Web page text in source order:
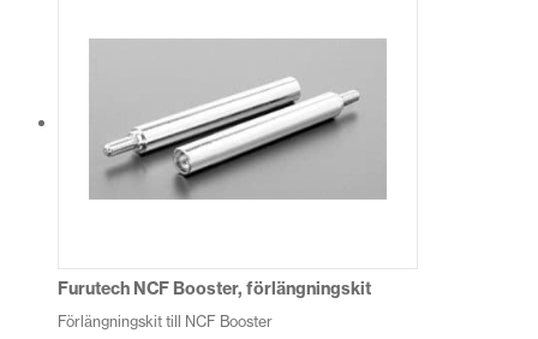
varianter.
De
olika
kan
produktsidan
Furutech NCF Booster, förlängningskit
Förlängningskit till NCF Booster